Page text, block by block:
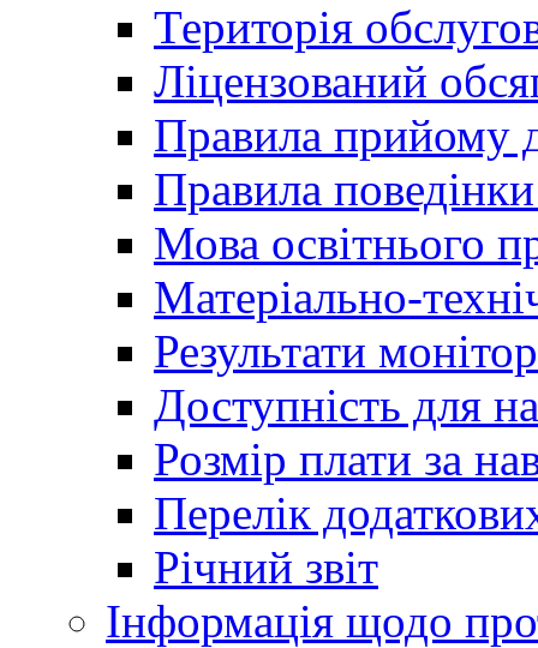
Територія
Ліцензований
Правила прийому
Правила
Мова освітнього
Матеріально-
Результати
Доступність для
Розмір плати за
Перелік
Річний звіт
Інформація щодо